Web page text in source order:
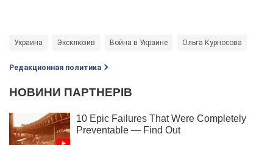
Украина Эксклюзив Война в Украине Ольга Курносова
Редакционная политика